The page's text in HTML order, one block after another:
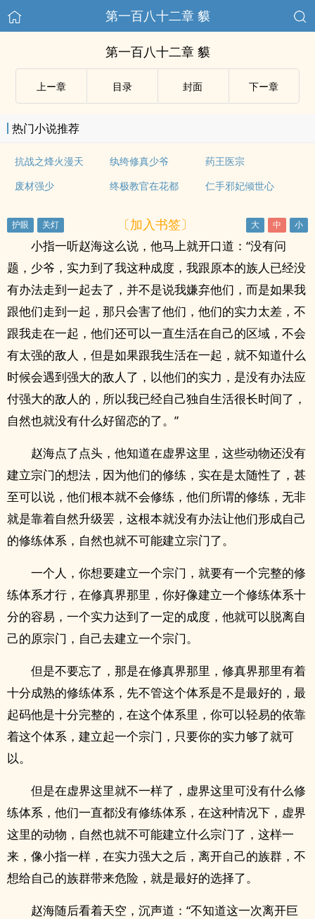
第一百八十二章 貘
第一百八十二章 貘
上ー章 目录 封面 下ー章
热门小说推荐
抗战之烽火漫天 纨绔修真少爷
药王医宗
废材强少
终极教官在花都 仁手邪妃倾世心
〔加入书签〕
小指一听赵海这么说，他马上就开口道：“没有问
题，少爷，实力到了我这种成度，我跟原本的族人已经没
有办法走到一起去了，并不是说我嫌弃他们，而是如果我
跟他们走到一起，那只会害了他们，他们的实力太差，不
跟我走在一起，他们还可以一直生活在自己的区域，不会
有太强的敌人，但是如果跟我生活在一起，就不知道什么
时候会遇到强大的敌人了，以他们的实力，是没有办法应
付强大的敌人的，所以我已经自己独自生活很长时间了，
自然也就没有什么好留恋的了。”
赵海点了点头，他知道在虚界这里，这些动物还没有
建立宗门的想法，因为他们的修练，实在是太随性了，甚
至可以说，他们根本就不会修练，他们所谓的修练，无非
就是靠着自然升级罢，这根本就没有办法让他们形成自己
的修练体系，自然也就不可能建立宗门了。
一个人，你想要建立一个宗门，就要有一个完整的修
练体系才行，在修真界那里，你好像建立一个修练体系十
分的容易，一个实力达到了一定的成度，他就可以脱离自
己的原宗门，自己去建立一个宗门。
但是不要忘了，那是在修真界那里，修真界那里有着
十分成熟的修练体系，先不管这个体系是不是最好的，最
起码他是十分完整的，在这个体系里，你可以轻易的依靠
着这个体系，建立起一个宗门，只要你的实力够了就可
以。
但是在虚界这里就不一样了，虚界这里可没有什么修
练体系，他们一直都没有修练体系，在这种情况下，虚界
这里的动物，自然也就不可能建立什么宗门了，这样一
来，像小指一样，在实力强大之后，离开自己的族群，不
想给自己的族群带来危险，就是最好的选择了。
赵海随后看着天空，沉声道：“不知道这一次离开巨